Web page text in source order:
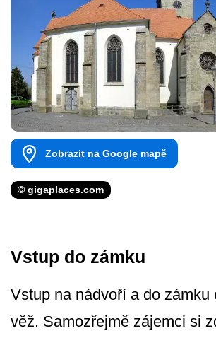
Zobrazit na Google mapě
© gigaplaces.com
Vstup do zámku
Vstup na nádvoří a do zámku
věž. Samozřejmě zájemci si